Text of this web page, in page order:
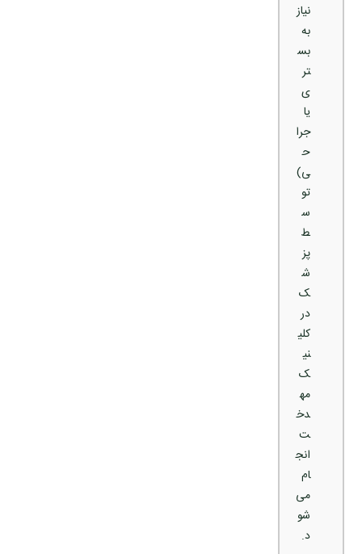
نیاز
به
بس
تر
ی
یا
جرا
ح
ی)
تو
س
ط
پز
ش
ک
در
کلی
نی
ک
مه
دخ
ت
انج
ام
می
شو
د.